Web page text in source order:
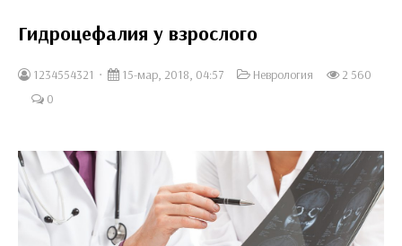
Гидроцефалия у взрослого
1234554321 15-мар, 2018, 04:57 Неврология
2 560
0